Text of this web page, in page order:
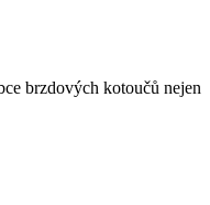
brzdových kotoučů nejen